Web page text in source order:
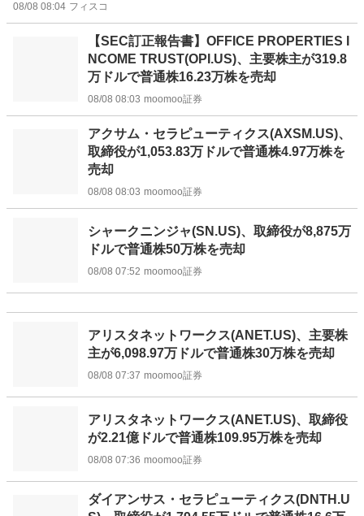
08/08 08:04 フィスコ
【SEC訂正報告書】OFFICE PROPERTIES I
NCOME TRUST(OPI.US)、主要株主が319.8
万ドルで普通株16.23万株を売却
08/08 08:03 moomoo証券
アクサム・セラピューティクス(AXSM.US)、
取締役が1,053.83万ドルで普通株4.97万株を
売却
08/08 08:03 moomoo証券
シャークニンジャ(SN.US)、取締役が8,875万
ドルで普通株50万株を売却
08/08 07:52 moomoo証券
アリスタネットワークス(ANET.US)、主要株
主が6,098.97万ドルで普通株30万株を売却
08/08 07:37 moomoo証券
アリスタネットワークス(ANET.US)、取締役
が2.21億ドルで普通株109.95万株を売却
08/08 07:36 moomoo証券
ダイアンサス・セラピューティクス(DNTH.U